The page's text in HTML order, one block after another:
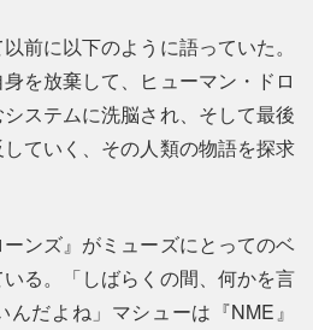
前に以下のように語っていた。
を放棄して、ヒューマン・ドロ
ステムに洗脳され、そして最後
ていく、その人類の物語を探求
ンズ』がミューズにとってのベ
る。「しばらくの間、何かを言
だよね」マシューは『NME』